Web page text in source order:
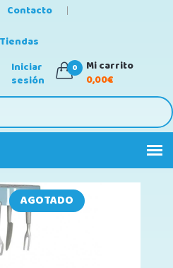
Contacto
Tiendas
Iniciar
sesión
0
Mi carrito
0,00€
AGOTADO